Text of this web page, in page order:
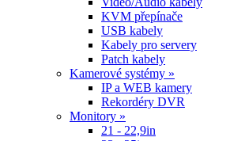
KVM přepínače
USB kabely
Kabely pro servery
Patch kabely
Kamerové systémy »
IP a WEB kamery
Rekordéry DVR
Monitory »
21 - 22,9in